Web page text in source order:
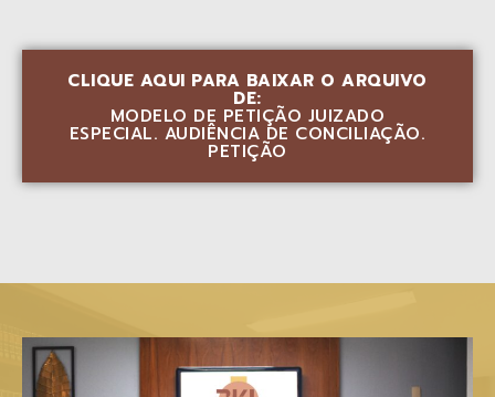
CLIQUE AQUI PARA BAIXAR O ARQUIVO
DE:
MODELO DE PETIÇÃO JUIZADO
ESPECIAL. AUDIÊNCIA DE CONCILIAÇÃO.
PETIÇÃO